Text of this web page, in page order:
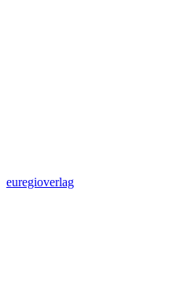
euregioverlag